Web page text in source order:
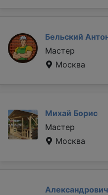
Бельский
Мастер
Москва
Михай Борис
Мастер
Москва